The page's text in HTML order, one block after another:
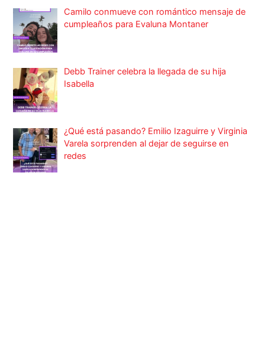
Camilo conmueve con romántico mensaje de
cumpleaños para Evaluna Montaner
Debb Trainer celebra la llegada de su hija
Isabella
¿Qué está pasando? Emilio Izaguirre y Virginia
Varela sorprenden al dejar de seguirse en
redes